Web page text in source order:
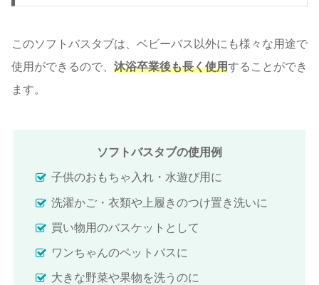
このソフトバスタブは、ベビーバス以外にも様々な用途で
使用ができるので、 沐浴卒業後も長く使用することができ
ます。
ソフトバスタブの使用例
子供のおもちゃ入れ・水遊び用に
洗濯かご・衣類や上履きのつけ置き洗いに
買い物用のバスケットとして
ワンちゃんのペットバスに
大きな野菜や果物を洗うのに